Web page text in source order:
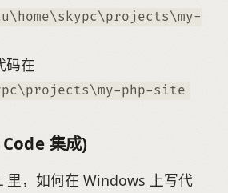
码在
php-site
集成)
里，如何在 Windows 上写代